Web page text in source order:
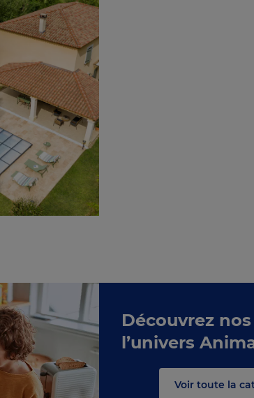
Découvrez
l’univers
Voir toute la
C
h
a
r
g
e
m
e
n
t
e
n
c
o
u
r
s